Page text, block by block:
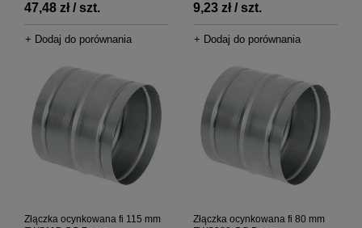
47,48 zł / szt.
+ Dodaj do porównania
9,23 zł / szt.
+ Dodaj do porównania
Złączka ocynkowana fi 115 mm
Złączka ocynkowana fi 80 mm